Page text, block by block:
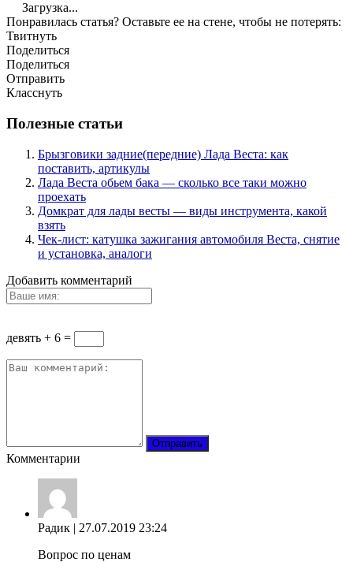
Загрузка...
Понравилась статья? Оставьте ее на стене, чтобы не потерять:
Твитнуть
Поделиться
Поделиться
Отправить
Класснуть
Полезные статьи
Брызговики задние(передние) Лада Веста: как
поставить, артикулы
Лада Веста обьем бака — сколько все таки можно
проехать
Домкрат для лады весты — виды инструмента, какой
взять
Чек-лист: катушка зажигания автомобиля Веста, снятие
и установка, аналоги
Добавить комментарий
девять + 6 =
Комментарии
Радик | 27.07.2019 23:24
Вопрос по ценам